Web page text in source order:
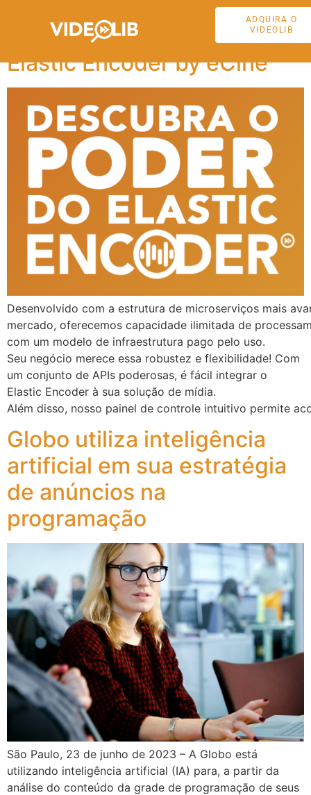
ADQUIRA O
VIDEOLIB
Tag:notícias
Elastic Encoder by eCine
Desenvolvido com a estrutura de microserviços mais
mercado, oferecemos capacidade ilimitada de
com um modelo de infraestrutura pago pelo uso. ​
Seu negócio merece essa robustez e flexibilidade!​ Com
um conjunto de APIs poderosas, é fácil integrar o
Elastic Encoder à sua solução de mídia.
Além disso, nosso painel de controle intuitivo permite
Globo utiliza inteligência
artificial em sua estratégia
de anúncios na
programação
São Paulo, 23 de junho de 2023 – A Globo está
utilizando inteligência artificial (IA) para, a partir da
análise do conteúdo da grade de programação de seus